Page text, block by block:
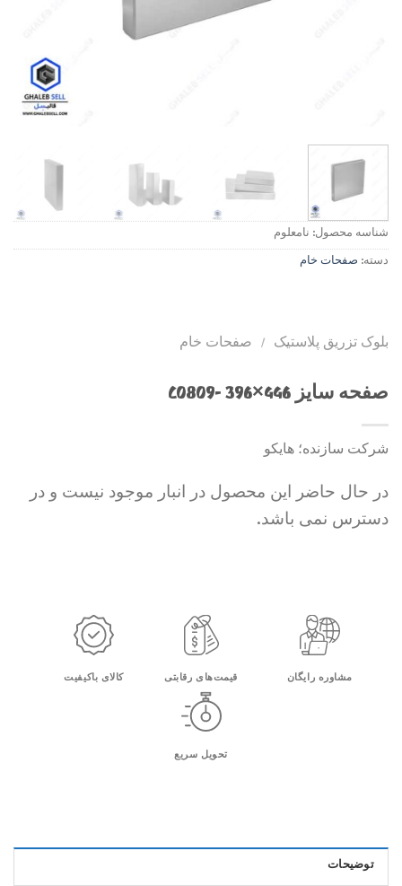
شناسه محصول: نامعلوم
دسته: صفحات خام
بلوک تزریق پلاستیک / صفحات خام
صفحه سایز 446×396 -C0809
شرکت سازنده؛ هایکو
در حال حاضر این محصول در انبار موجود نیست و در
دسترس نمی باشد.
مشاوره رایگان قیمت‌های رقابتی کالای باکیفیت
تحویل سریع
توضیحات